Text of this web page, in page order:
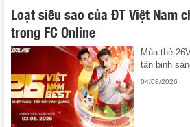
Loạt siêu sao của ĐT Việt Nam
trong FC Online
Mùa thẻ
tân binh
04/08/2026